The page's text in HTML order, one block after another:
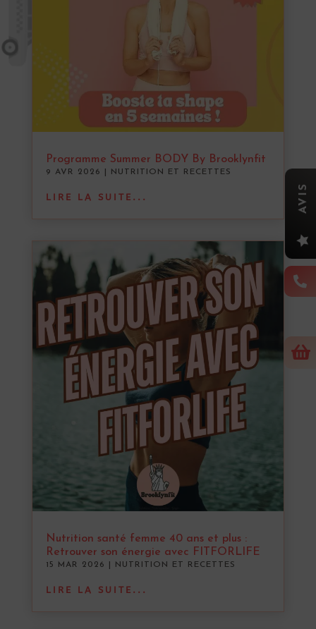
Programme Summer BODY By Brooklynfit
9 AVR 2026 NUTRITION ET RECETTES
LIRE LA SUITE...
Nutrition santé femme 40 ans et plus :
Retrouver son énergie avec FITFORLIFE
15 MAR 2026 NUTRITION ET RECETTES
LIRE LA SUITE...



AVIS